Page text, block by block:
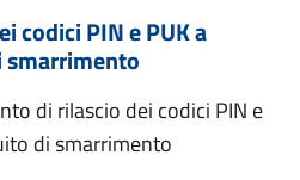
codici PIN e PUK a
di rilascio dei codici PIN e
di smarrimento